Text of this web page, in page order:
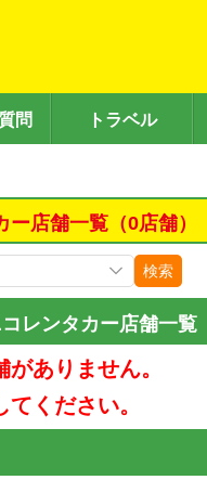
問 トラベル
店舗一覧（0店舗）
検索
レンタカー店舗一覧
ありません。
ください。